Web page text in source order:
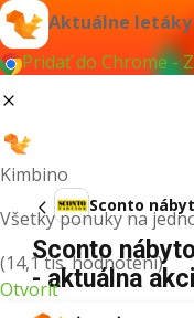
Aktuálne letáky
Pridať do Chrome -
Kimbino
Všetky ponuky na
(14,1 tis. hodnotení)
Otvoriť
Sconto
Sconto
- aktuálna